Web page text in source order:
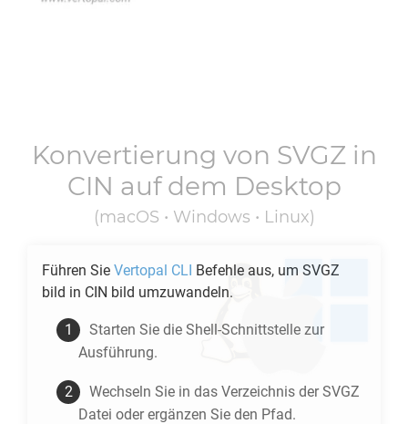
Konvertierung von SVGZin
CIN auf dem Desktop
(macOS • Windows • Linux)
Führen Sie Vertopal CLI Befehle aus, um SVGZ
bild in CIN bild umzuwandeln.
Starten Sie die Shell-Schnittstelle zur
Ausführung.
Wechseln Sie in das Verzeichnis derSVGZ
Datei oder ergänzen Sie den Pfad.